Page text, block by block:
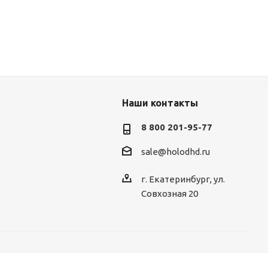
Наши контакты
8 800 201-95-77
sale@holodhd.ru
г. Екатеринбург, ул.
Совхозная 20